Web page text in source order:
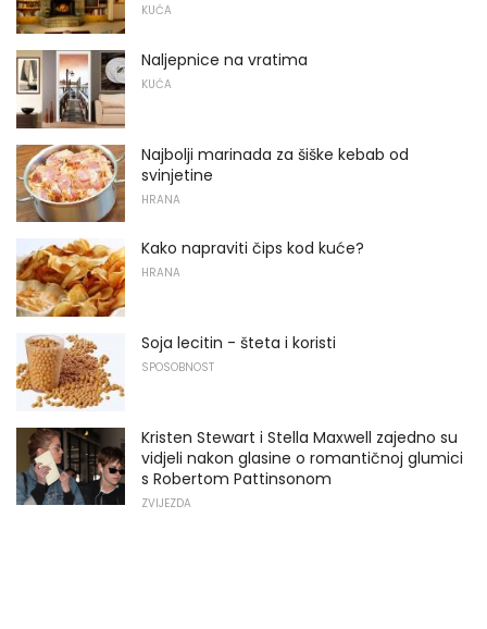
KUĆA
Naljepnice na vratima
KUĆA
Najbolji marinada za šiške kebab od
svinjetine
HRANA
Kako napraviti čips kod kuće?
HRANA
Soja lecitin - šteta i koristi
SPOSOBNOST
Kristen Stewart i Stella Maxwell zajedno su
vidjeli nakon glasine o romantičnoj glumici
s Robertom Pattinsonom
ZVIJEZDA